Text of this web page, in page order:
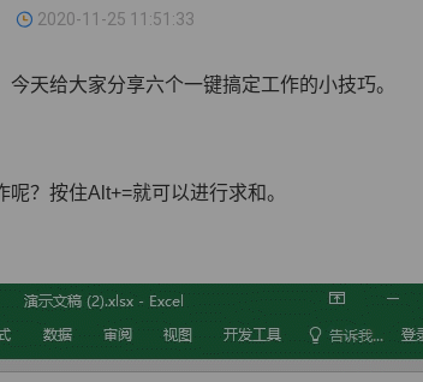
2020-11-25 11:51:33
天给大家分享六个一键搞定工作的小技巧。
？按住Alt+=就可以进行求和。